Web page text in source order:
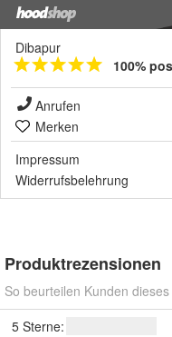
Dibapur
100%
Anrufen
Merken
Impressum
Widerrufsbelehrung
Produktrezensionen
So beurteilen Kunden
5 Sterne: